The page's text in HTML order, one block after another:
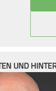
UND